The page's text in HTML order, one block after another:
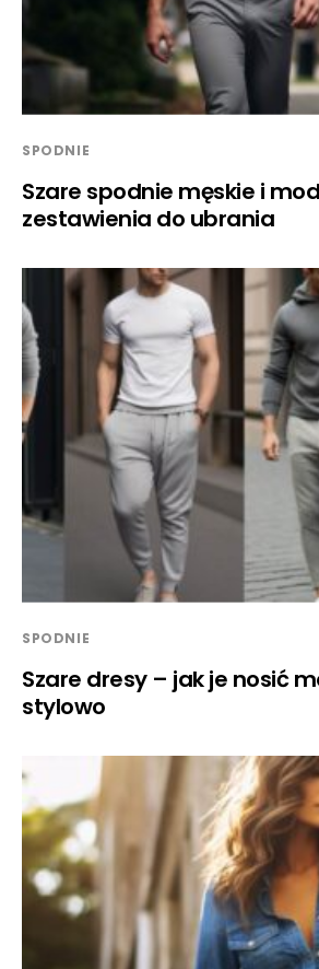
SPODNIE
Szare spodnie męskie i
zestawienia do ubrania
SPODNIE
Szare dresy – jak je nosić
stylowo